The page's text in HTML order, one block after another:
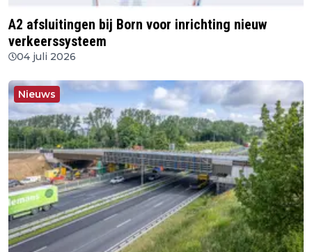
A2 afsluitingen bij Born voor inrichting nieuw
verkeerssysteem
04 juli 2026
Nieuws